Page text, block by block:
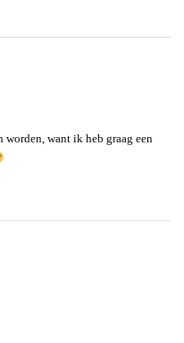
want ik heb graag een